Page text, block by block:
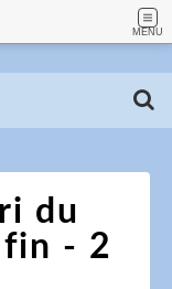
MENU
du
fin - 2